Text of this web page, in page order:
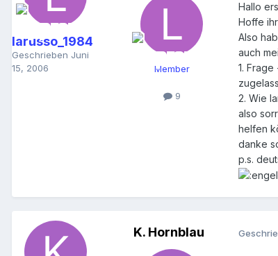
larusso_1984
Geschrieben Juni
15, 2006
Member
9
Hallo
Hoffe
Also
auch
1.
2. Wie
also
helfen
danke
p.s.
K. Hornblau